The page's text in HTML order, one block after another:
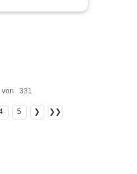
331
5 ❯ ❯❯